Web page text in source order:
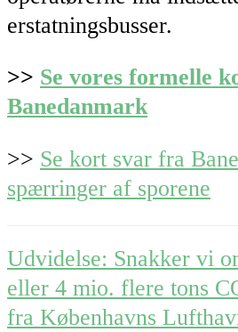
erstatningsbusser.
>> Se vores formelle
Banedanmark
>> Se kort svar fra
spærringer af sporene
Post
navigation
Udvidelse: Snakker vi
eller 4 mio. flere tons
fra Københavns